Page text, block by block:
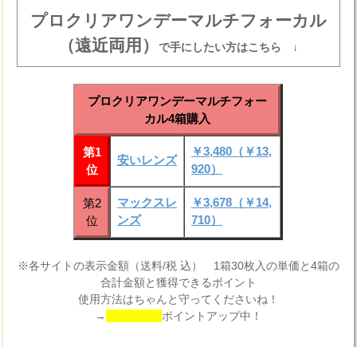
プロクリアワンデーマルチフォーカル
（遠近両用）で手にしたい方はこちら ↓
プロクリアワンデーマルチフォー
カル4箱購入
第1
位
安いレンズ
￥3,480（￥13,
920）
第2
位
マックスレ
ンズ
￥3,678（￥14,
710）
※各サイトの表示金額（送料/税 込） 1箱30枚入の単価と4箱の
合計金額と獲得できるポイント
使用方法はちゃんと守ってくださいね！
→
ポイントアップ中！